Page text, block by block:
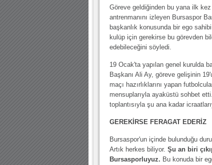
30.12.2022 18:00 |Hoş geldin Kadir Kağan
11.11.2025 14:13 |Hoş geldin Ertuğrul Bebek!
12.10.2025 17:30 | MUTLULUKLAR SİNAN
16.07.2024 14:32 | Hoş geldin Kerem Bebek!
08.01.2024 19:01 |Hoş geldin Aslan bebek!
03.01.2024 19:09 | Hoş geldin Güneş bebek!
Göreve geldiğinden bu yana ilk kez
antrenmanını izleyen Bursaspor
başkanlık konusunda bir ego sahibi
kulüp için gerekirse bu görevden
edebileceğini söyledi.
19 Ocak'ta yapılan genel kurulda
Başkanı Ali Ay, göreve gelişinin
maçı hazırlıklarını yapan
mensuplarıyla ayaküstü sohbet
toplantısıyla şu ana kadar
GEREKİRSE FERAGAT EDERİZ
Bursaspor'un içinde bulunduğu
Artık herkes biliyor. Şu an biri
Bursasporluyuz. Bu konuda bir